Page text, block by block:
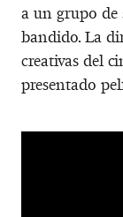
a un grupo de
bandido. La
creativas del
presentado